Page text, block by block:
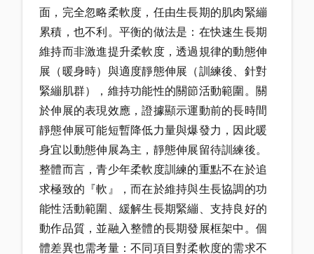
面，完全忽略柔軟度，任由生長期的肌肉緊繃
累積，也不利。平衡的做法是：在快速生長期
維持而非激進提升柔軟度，透過規律的動態伸
展（暖身時）與適度靜態伸展（訓練後、針對
緊繃肌群），維持功能性的關節活動範圍。關
於伸展的表現效應，證據顯示運動前的長時間
靜態伸展可能短暫降低力量與爆發力，因此暖
身宜以動態伸展為主，靜態伸展留待訓練後。
整體而言，青少年柔軟度訓練的重點不在於追
求極致的『軟』，而在於維持與生長協調的功
能性活動範圍、緩解生長期緊繃、支持良好的
動作品質，並融入整體的長期發展框架中。個
體差異也需考量：不同項目對柔軟度的需求不